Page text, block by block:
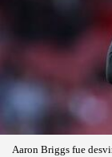
Aaron Briggs fue